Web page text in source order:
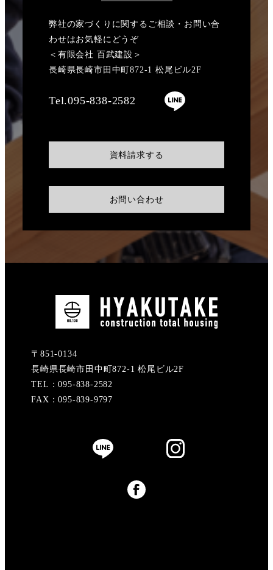
弊社の家づくりに関するご相談・お問い合
わせはお気軽にどうぞ
＜有限会社 百武建設＞
長崎県長崎市田中町872-1 松尾ビル2F
Tel.095-838-2582
資料請求する
お問い合わせ
〒851-0134
長崎県長崎市田中町872-1 松尾ビル2F
TEL：095-838-2582
FAX：095-839-9797